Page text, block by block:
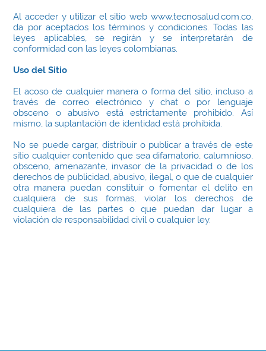
Al acceder y utilizar el sitio web www.tecnosalud.com.co,
da por aceptados los términos y condiciones. Todas las
leyes aplicables, se regirán y se interpretarán de
conformidad con las leyes colombianas.
Uso del Sitio
El acoso de cualquier manera o forma del sitio, incluso a
través de correo electrónico y chat o por lenguaje
obsceno o abusivo está estrictamente prohibido. Así
mismo, la suplantación de identidad está prohibida.
No se puede cargar, distribuir o publicar a través de este
sitio cualquier contenido que sea difamatorio, calumnioso,
obsceno, amenazante, invasor de la privacidad o de los
derechos de publicidad, abusivo, ilegal, o que de cualquier
otra manera puedan constituir o fomentar el delito en
cualquiera de sus formas, violar los derechos de
cualquiera de las partes o que puedan dar lugar a
violación de responsabilidad civil o cualquier ley.